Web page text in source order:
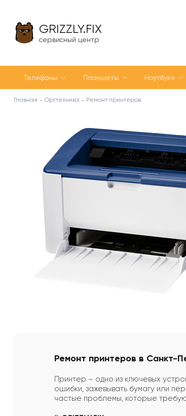
GRIZZLY.FIX
сервисный центр
Телефоны Планшеты Ноутбуки
Главная Оргтехника Ремонт принтеров
Ремонт принтеров в Санкт-
Принтер – одно из ключевых
ошибки, зажевывать бумагу или
частые проблемы, которые